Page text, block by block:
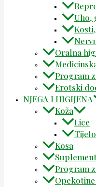
Uho,
Oralna
Program
Erotski
NJEGA I HIGIJENA
Koža
Lice
Tijelo
Kosa
Program